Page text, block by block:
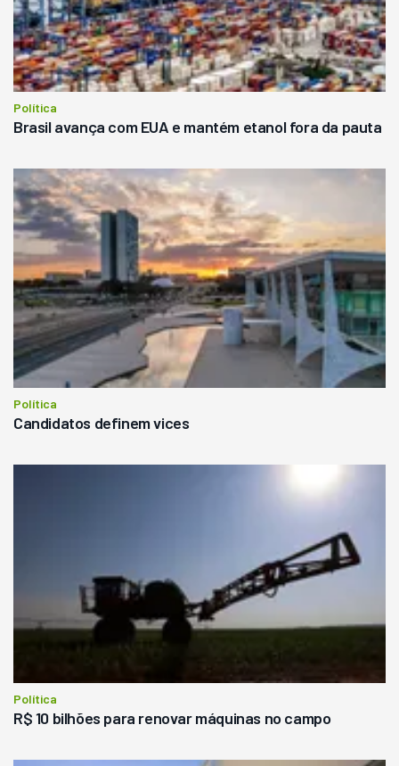
Política
Brasil avança com EUA e mantém etanol fora da pauta
Política
Candidatos definem vices
Política
R$ 10 bilhões para renovar máquinas no campo